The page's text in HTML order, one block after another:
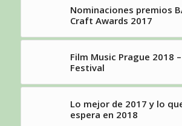
Nominaciones premios
Craft Awards 2017
Film Music Prague 2018
Festival
Lo mejor de 2017 y lo
espera en 2018